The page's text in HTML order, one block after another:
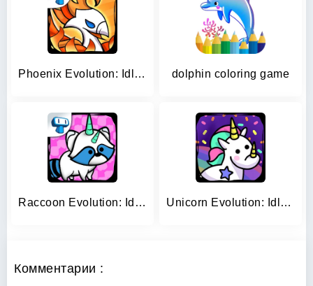
Phoenix Evolution: Idle Merge dolphin coloring game
Raccoon Evolution: Idle Mutant Unicorn Evolution: Idle Catch
Комментарии :